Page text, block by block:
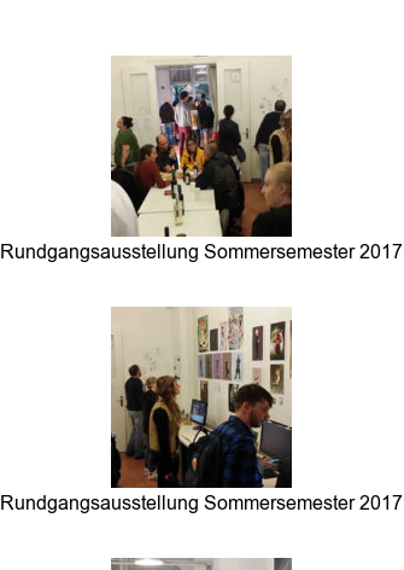
Rundgangsausstellung Sommersemester 2017
Rundgangsausstellung Sommersemester 2017